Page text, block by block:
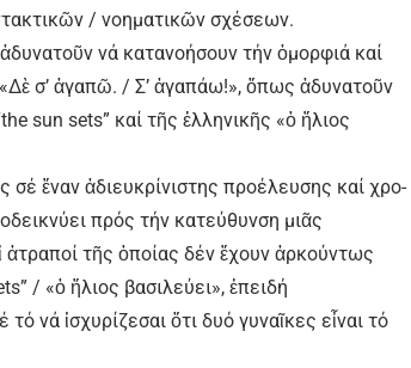
/ νοηματικῶν σχέσεων.
νά κατανοήσουν τήν ὀ­­μορφιά καί
σ’ ἀγαπῶ. / Σ’ ἀγαπάω!», ὅπως ἀδυνατοῦν
sun sets” καί τῆς ἑλληνικῆς «ὁ ἥλιος
ἕναν ἀδιευκρίνιστης προέλευσης καί χρο­
πρός τήν κατεύθυνση μιᾶς
ἀτραποί τῆς ὁποίας δέν ἔχουν ἀρκούντως
/ «ὁ ἥλιος βασιλεύει», ἐπειδή
νά ἰσχυρίζεσαι ὅτι δυό γυναῖκες εἶναι τό